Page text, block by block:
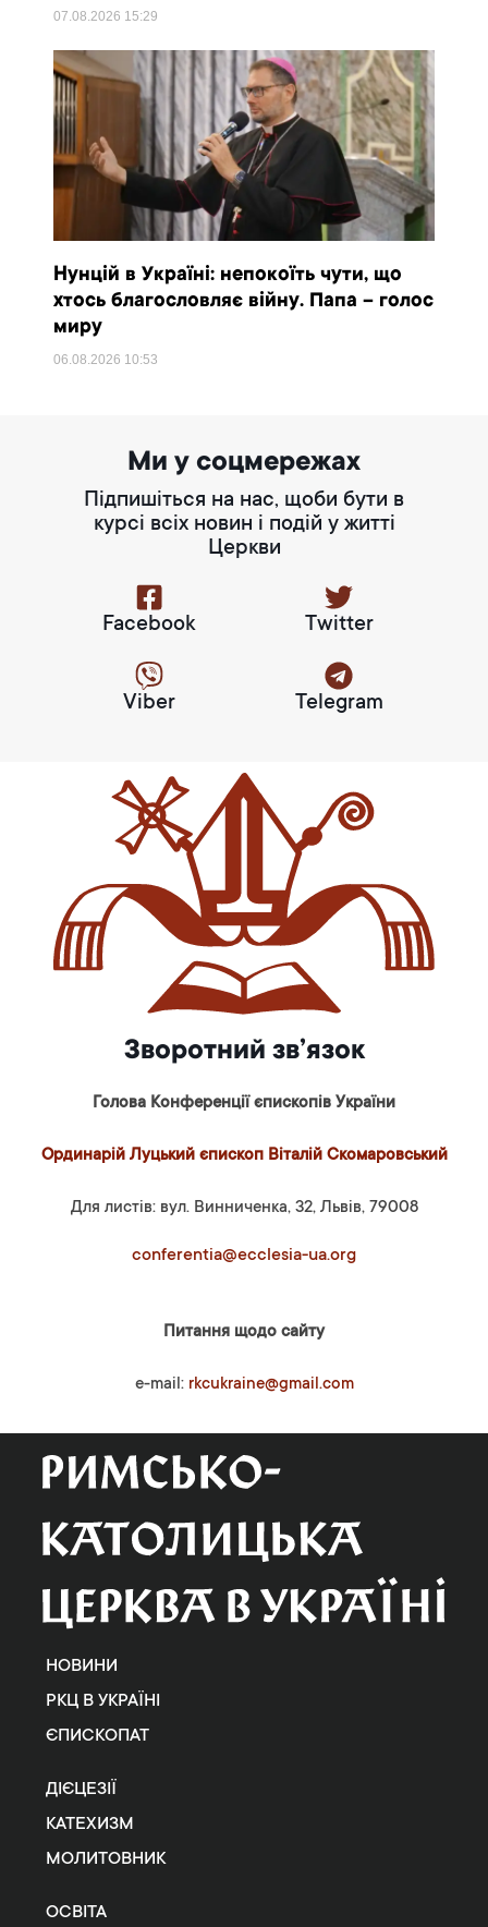
07.08.2026 15:29
Нунцій в Україні: непокоїть чути, що
хтось благословляє війну. Папа – голос
миру
06.08.2026 10:53
Ми у соцмережах
Підпишіться на нас, щоби бути в
курсі всіх новин і подій у житті
Церкви
Facebook Twitter
Viber Telegram
Зворотний зв’язок
Голова Конференції єпископів України
Ординарій Луцький єпископ Віталій Скомаровський
Для листів: вул. Винниченка, 32, Львів, 79008
conferentia@ecclesia-ua.org
Питання щодо сайту
e-mail: rkcukraine@gmail.com
НОВИНИ
РКЦ В УКРАЇНІ
ЄПИСКОПАТ
ДІЄЦЕЗІЇ
КАТЕХИЗМ
МОЛИТОВНИК
ОСВІТА